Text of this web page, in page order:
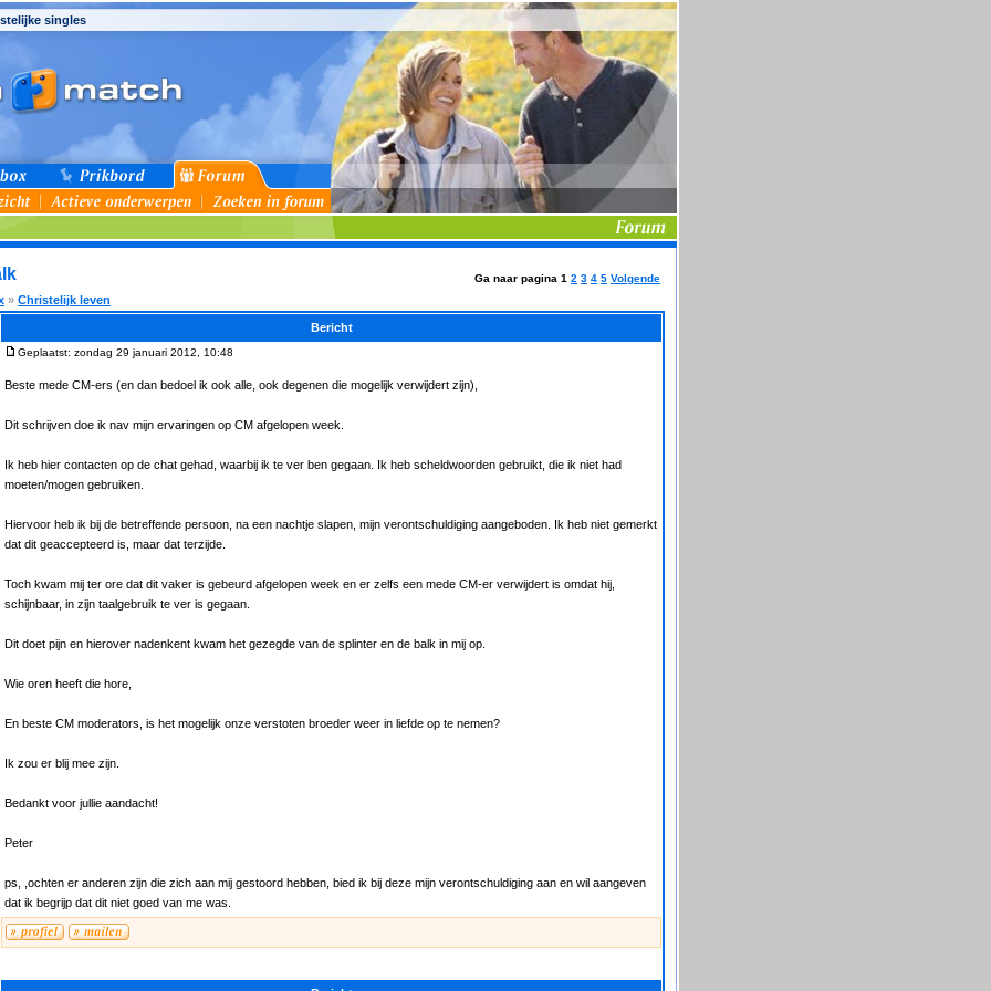
singles
Ga naar pagina 1 2 3 4 5 Volgende
» Christelijk leven
Bericht
Geplaatst: zondag 29 januari 2012, 10:48
Beste mede CM-ers (en dan bedoel ik ook alle, ook degenen die mogelijk verwijdert zijn),
Dit schrijven doe ik nav mijn ervaringen op CM afgelopen week.
Ik heb hier contacten op de chat gehad, waarbij ik te ver ben gegaan. Ik heb scheldwoorden gebruikt, die ik niet had
moeten/mogen gebruiken.
Hiervoor heb ik bij de betreffende persoon, na een nachtje slapen, mijn verontschuldiging aangeboden. Ik heb niet gemerkt
dat dit geaccepteerd is, maar dat terzijde.
Toch kwam mij ter ore dat dit vaker is gebeurd afgelopen week en er zelfs een mede CM-er verwijdert is omdat hij,
schijnbaar, in zijn taalgebruik te ver is gegaan.
Dit doet pijn en hierover nadenkent kwam het gezegde van de splinter en de balk in mij op.
Wie oren heeft die hore,
En beste CM moderators, is het mogelijk onze verstoten broeder weer in liefde op te nemen?
Ik zou er blij mee zijn.
Bedankt voor jullie aandacht!
Peter
ps, ,ochten er anderen zijn die zich aan mij gestoord hebben, bied ik bij deze mijn verontschuldiging aan en wil aangeven
dat ik begrijp dat dit niet goed van me was.